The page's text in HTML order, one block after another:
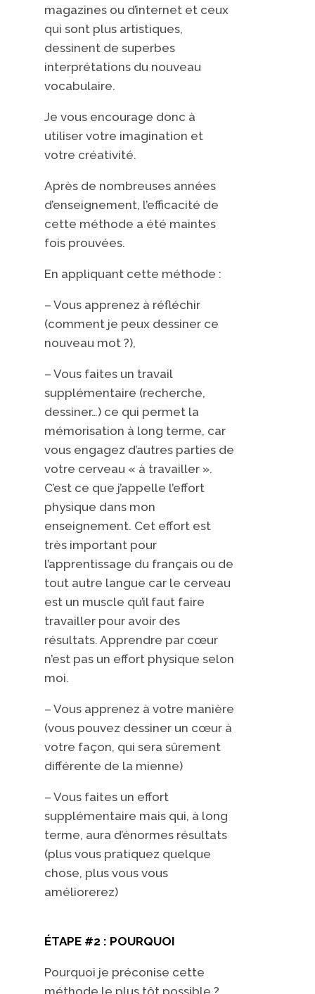
magazines ou d’internet et ceux
qui sont plus artistiques,
dessinent de superbes
interprétations du nouveau
vocabulaire.
Je vous encourage donc à
utiliser votre imagination et
votre créativité.
Après de nombreuses années
d’enseignement, l’efficacité de
cette méthode a été maintes
fois prouvées.
En appliquant cette méthode :
– Vous apprenez à réfléchir
(comment je peux dessiner ce
nouveau mot ?),
– Vous faites un travail
supplémentaire (recherche,
dessiner…) ce qui permet la
mémorisation à long terme, car
vous engagez d’autres parties de
votre cerveau « à travailler ».
C’est ce que j’appelle l’effort
physique dans mon
enseignement. Cet effort est
très important pour
l’apprentissage du français ou de
tout autre langue car le cerveau
est un muscle qu’il faut faire
travailler pour avoir des
résultats. Apprendre par cœur
n’est pas un effort physique selon
moi.
– Vous apprenez à votre manière
(vous pouvez dessiner un cœur à
votre façon, qui sera sûrement
différente de la mienne)
– Vous faites un effort
supplémentaire mais qui, à long
terme, aura d’énormes résultats
(plus vous pratiquez quelque
chose, plus vous vous
améliorerez)
ÉTAPE #2 : POURQUOI
Pourquoi je préconise cette
méthode le plus tôt possible ?